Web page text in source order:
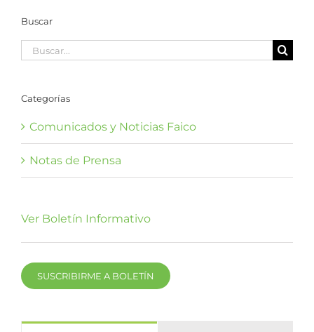
Buscar
Buscar:
Categorías
Comunicados y Noticias Faico
Notas de Prensa
Ver Boletín Informativo
SUSCRIBIRME A BOLETÍN